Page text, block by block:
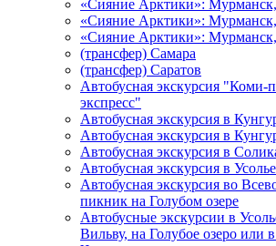
«Сияние Арктики»: Мурманск,
«Сияние Арктики»: Мурманск,
«Сияние Арктики»: Мурманск,
(трансфер) Самара
(трансфер) Саратов
Автобусная экскурсия "Коми-
экспресс"
Автобусная экскурсия в
Автобусная экскурсия в
Автобусная экскурсия в
Автобусная экскурсия в Усолье
Автобусная экскурсия во
пикник на Голубом озере
Автобусные экскурсии в
Вильву, на Голубое озеро или